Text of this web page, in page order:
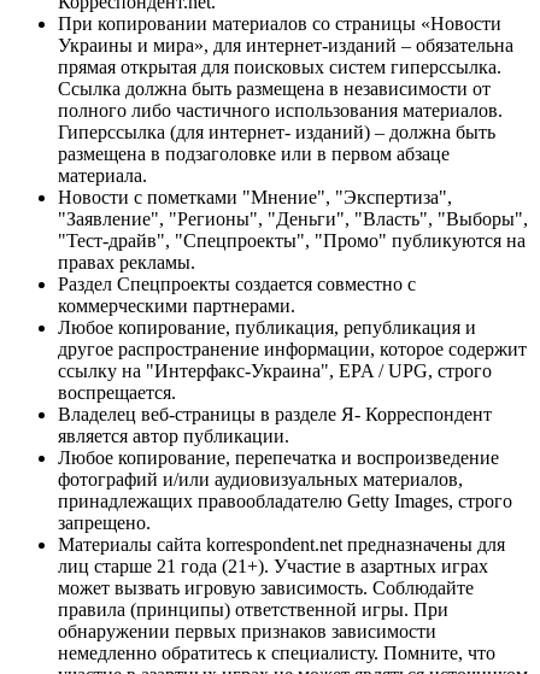
При копировании материалов со страницы «Новости
Украины и мира», для интернет-изданий – обязательна
прямая открытая для поисковых систем гиперссылка.
Ссылка должна быть размещена в независимости от
полного либо частичного использования материалов.
Гиперссылка (для интернет- изданий) – должна быть
размещена в подзаголовке или в первом абзаце
материала.
Новости с пометками "Мнение", "Экспертиза",
"Заявление", "Регионы", "Деньги", "Власть", "Выборы",
"Тест-драйв", "Спецпроекты", "Промо" публикуются на
правах рекламы.
Раздел Спецпроекты создается совместно с
коммерческими партнерами.
Любое копирование, публикация, републикация и
другое распространение информации, которое содержит
ссылку на "Интерфакс-Украина", EPA / UPG, строго
воспрещается.
Владелец веб-страницы в разделе Я- Корреспондент
является автор публикации.
Любое копирование, перепечатка и воспроизведение
фотографий и/или аудиовизуальных материалов,
принадлежащих правообладателю Getty Images, строго
запрещено.
Материалы сайта korrespondent.net предназначены для
лиц старше 21 года (21+). Участие в азартных играх
может вызвать игровую зависимость. Соблюдайте
правила (принципы) ответственной игры. При
обнаружении первых признаков зависимости
немедленно обратитесь к специалисту. Помните, что